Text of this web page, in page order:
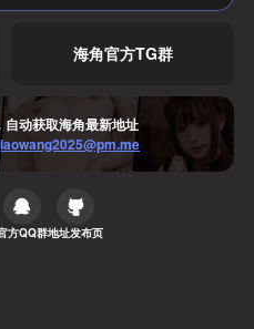
海角官方TG群
动获取海角最新地址
方QQ群地址发布页